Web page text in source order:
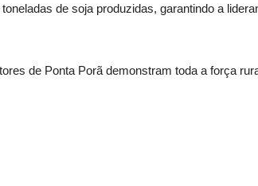
de soja produzidas, garantindo a
de Ponta Porã demonstram toda a força